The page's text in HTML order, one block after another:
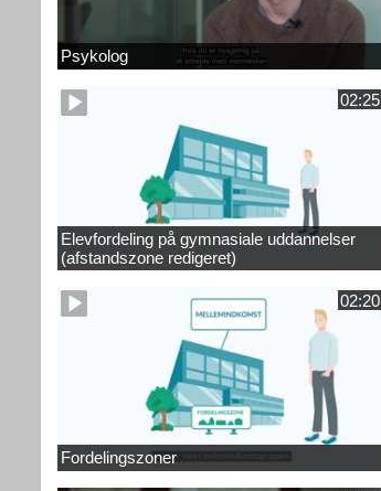
Psykolog
02:25
Elevfordeling på gymnasiale uddannelser
(afstandszone redigeret)
02:20
Fordelingszoner